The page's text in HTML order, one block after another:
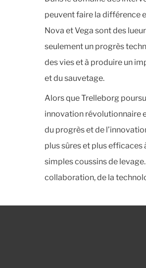
peuvent faire la différence
Nova et Vega sont des
seulement un progrès
des vies et à produire un
et du sauvetage.
Alors que Trelleborg
innovation révolutionnaire
du progrès et de
plus sûres et plus efficaces
simples coussins de
collaboration, de la